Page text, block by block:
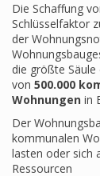
Die Schaffung
Schlüsselfaktor
der
die größte
von 500.000
Wohnungen in
Der
kommunalen
lasten oder sich
Ressourcen